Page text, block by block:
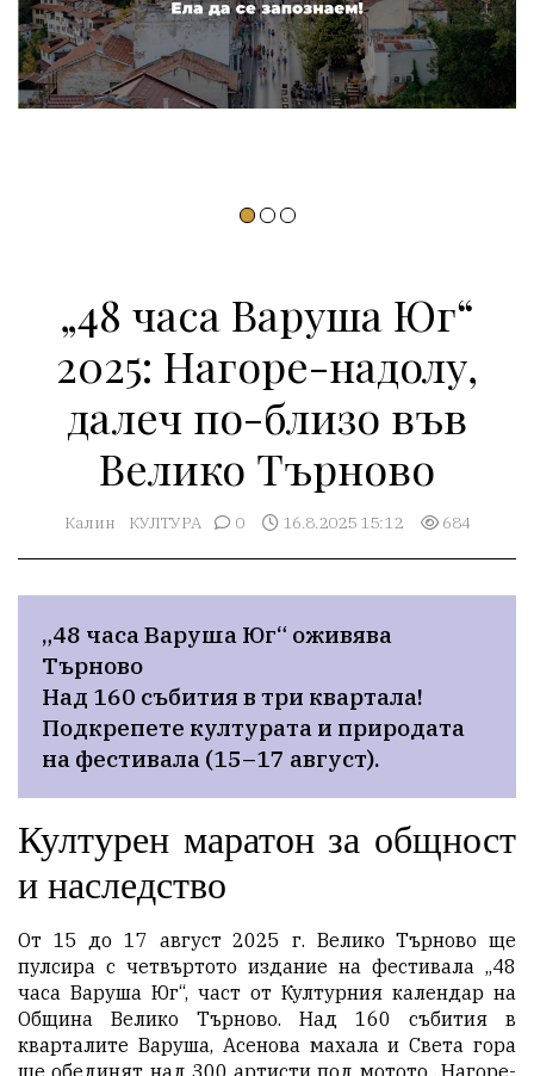
„48 часа Варуша Юг“
2025: Нагоре-надолу,
далеч по-близо във
Велико Търново
Калин КУЛТУРА 0 16.8.2025 15:12 684
„48 часа Варуша Юг“ оживява
Търново
Над 160 събития в три квартала!
Подкрепете културата и природата
на фестивала (15–17 август).
Културен маратон за общност
и наследство
От 15 до 17 август 2025 г. Велико Търново ще
пулсира с четвъртото издание на фестивала „48
часа Варуша Юг“, част от Културния календар на
Община Велико Търново. Над 160 събития в
кварталите Варуша, Асенова махала и Света гора